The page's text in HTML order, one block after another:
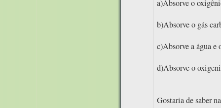
a)Absorve o
b)Absorve o gás
c)Absorve a água e
d)Absorve o
Gostaria de saber